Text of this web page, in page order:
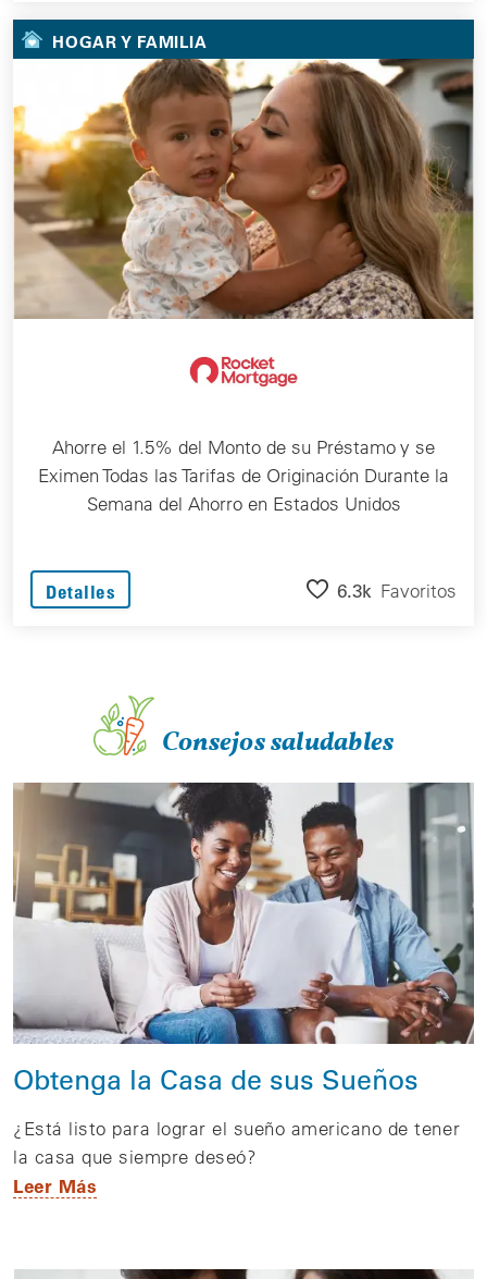
HOGAR Y FAMILIA
Ahorre el 1.5% del Monto de su Préstamo y se
Eximen Todas las Tarifas de Originación Durante la
Semana del Ahorro en Estados Unidos
Detalles 6.3k Favoritos
Consejos saludables
Obtenga la Casa de sus Sueños
¿Está listo para lograr el sueño americano de tener
la casa que siempre deseó?
Leer Más